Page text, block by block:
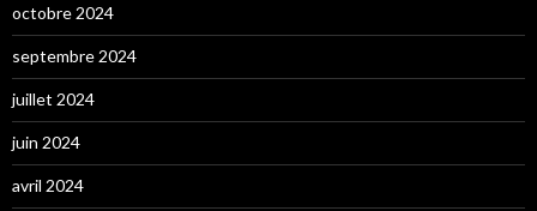
octobre 2024
septembre 2024
juillet 2024
juin 2024
avril 2024